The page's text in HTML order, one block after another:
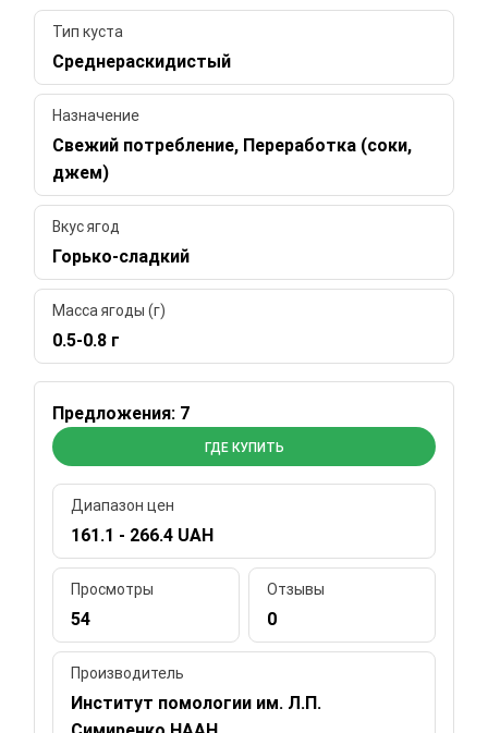
Тип куста
Среднераскидистый
Назначение
Свежий потребление, Переработка (соки,
джем)
Вкус ягод
Горько-сладкий
Масса ягоды (г)
0.5-0.8 г
Предложения: 7
ГДЕ КУПИТЬ
Диапазон цен
161.1 - 266.4 UAH
Просмотры
54
Отзывы
0
Производитель
Институт помологии им. Л.П.